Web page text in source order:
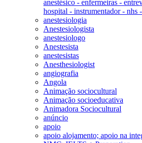
anestésico - enfermeiras -
hospital - instrumentador - nhs
anestesiologia
Anestesiologista
anestesiologo
Anestesista
anestesistas
Anesthesiologist
angiografia
Angola
Animação sociocultural
Animação socioeducativa
Animadora Sociocultural
anúncio
apoio
apoio alojamento; apoio na